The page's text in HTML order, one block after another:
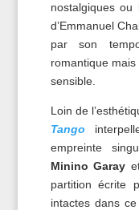
nostalgiques
d’Emmanuel
par son
romantique
sensible.
Loin de
Tango
empreinte
Minino Garay
partition écrite
intactes dans